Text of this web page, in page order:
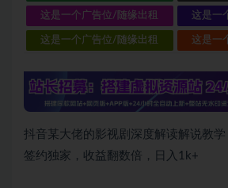
这是一个广告位/随缘出租 这是一
这是一个广告位/随缘出租 这是一
抖音某大佬的影视剧深度解读解说教
签约独家，收益翻数倍，日入1k+